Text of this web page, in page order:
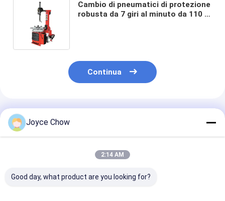
Cambio di pneumatici di protezione
robusta da 7 giri al minuto da 110 V
Continua
Prodotti Raccomandati
Joyce Chow
2:14 AM
Good day, what product are you looking for?